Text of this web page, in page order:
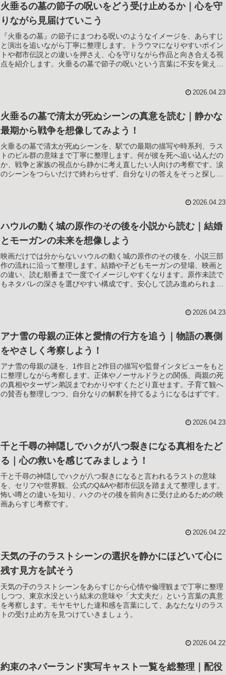
火垂るの墓の節子の呪いをどう受け止めるか｜心を守
りながら見届けていこう
『火垂るの墓』の節子にまつわる呪いのようなイメージを、あらすじ
と演出を追いながら丁寧に整理します。トラウマになりやすいポイン
トや都市伝説との違いを押さえ、心を守りながら作品と向き合える視
点を紹介します。火垂るの墓で節子の呪いという言葉に不安を覚えた
2026.04.23
火垂るの墓で清太が死ぬシーンの真意を読む｜静かな
最期から戦争を想像してみよう！
火垂るの墓で清太が死ぬシーンを、駅での最期の描写や時系列、ラス
トのビル群の意味まで丁寧に整理します。何が彼を死へ追い込んだの
か、戦争と家族の視点から静かに考え直したい人向けの考察です。涙
のシーンをつらいだけで終わらせず、自分なりの答えをそっと探した
2026.04.23
ハウルの動く城の原作のその後を小説から読む｜結婚
とモーガンの未来を想像しよう
映画だけでは分からないハウルの動く城の原作のその後を、小説三部
作の流れに沿って整理します。結婚や子どもモーガンの登場、映画と
の違い、読む順番まで一度でイメージしやすくなります。原作未読で
もネタバレの深さを選びやすい構成です。安心して読み進められま
2026.04.23
アナ雪の母親の正体と愛情の行方を追う｜物語の裏側
をやさしく考察しよう！
アナ雪の母親の謎を、1作目と2作目の描写や監督インタビューをもと
に整理しながら考察します。正体やノーサルドラとの関係、両親の死
の真相やターザン弟説までわかりやすくたどり直せます。子育て観へ
の賛否も整理しつつ、自分なりの解釈を持てるようになるはずです。
2026.04.23
千と千尋の神隠しでハクが八つ裂きになる真相をたど
る｜心の救いを感じてみましょう！
千と千尋の神隠しでハクが八つ裂きになると言われるラストの意味
を、セリフや世界観、公式のQ&Aや都市伝説を踏まえて整理します。
怖い噂との違いを知り、ハクのその後を前向きに受け止めるための映
画あらすじ考察です。
2026.04.22
天気の子のラストシーンの選択を静かにほどいて心に
残す見方を試そう
天気の子のラストシーンをあらすじから心情や倫理観まで丁寧に整理
しつつ、東京水没という結末の意味や「大丈夫だ」という言葉の真意
を考察します。モヤモヤした違和感を言葉にして、あなたなりのラス
トの受け止め方を見つけていきましょう。
2026.04.22
約束のネバーランド実写キャスト一覧を総整理｜配役